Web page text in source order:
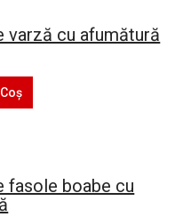
varză cu afumătură
fasole boabe cu